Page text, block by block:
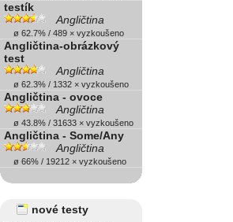
testík
Angličtina
ø 62.7% / 489 × vyzkoušeno
Angličtina-obrázkový
test
Angličtina
ø 62.3% / 1332 × vyzkoušeno
Angličtina - ovoce
Angličtina
ø 43.8% / 31633 × vyzkoušeno
Angličtina - Some/Any
Angličtina
ø 66% / 19212 × vyzkoušeno
nové testy